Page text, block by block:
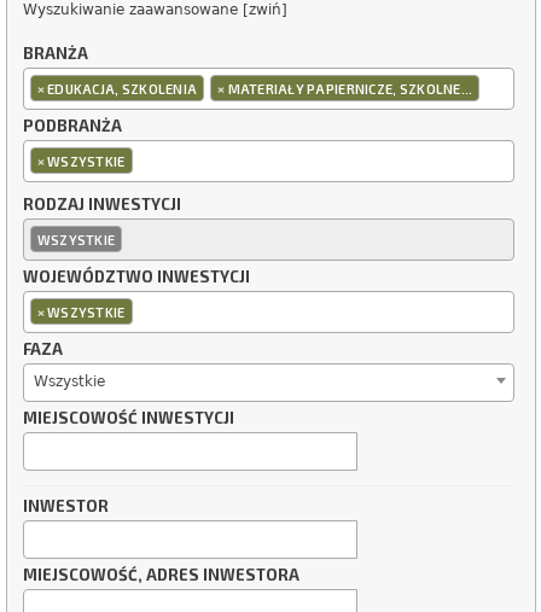
Wyszukiwanie zaawansowane [zwiń]
BRANŻA
×EDUKACJA, SZKOLENIA × MATERIAŁY PAPIERNICZE, SZKOLNE...
PODBRANŻA
×WSZYSTKIE
RODZAJ INWESTYCJI
WSZYSTKIE
WOJEWÓDZTWO INWESTYCJI
×WSZYSTKIE
FAZA
Wszystkie
MIEJSCOWOŚĆ INWESTYCJI
INWESTOR
MIEJSCOWOŚĆ, ADRES INWESTORA